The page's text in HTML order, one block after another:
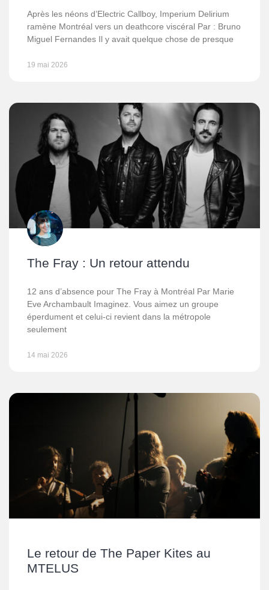
Après les néons d’Electric Callboy, Imperium Delirium
ramène Montréal vers un deathcore viscéral Par : Bruno
Miguel Fernandes Il y avait quelque chose de presque
19 mai 2026
The Fray : Un retour attendu
12 ans d’absence pour The Fray à Montréal Par Marie
Eve Archambault Imaginez. Vous aimez un groupe
éperdument et celui-ci revient dans la métropole
seulement
14 mai 2026
Le retour de The Paper Kites au
MTELUS